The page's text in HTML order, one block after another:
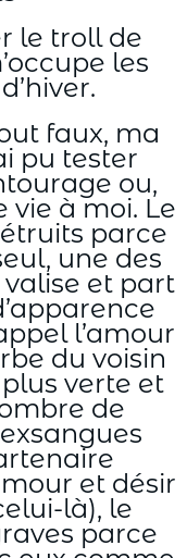
le troll de
les
faux, ma
pu tester
ou,
vie à moi. Le
parce
une des
et part
l’amour
du voisin
verte et
de
et désir
là), le
parce